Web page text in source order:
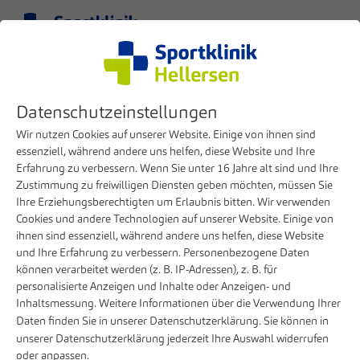
Sportklinik Hellersen bietet als erste Klinik im Märkischen Kreis Online-
Terminvergabe an
31. MAI 2023
Sportklinik Hellersen bietet als erste
Klinik im Märkischen Kreis Online-
Terminvergabe an
Bessere Patientenversorgung durch schnelles
und effizientes Terminmanagement
Um den Service für die Patienten nachhaltig zu optimieren
Datenschutzeinstellungen
Wir nutzen Cookies auf unserer Website. Einige von ihnen sind
essenziell, während andere uns helfen, diese Website und Ihre
Erfahrung zu verbessern. Wenn Sie unter 16 Jahre alt sind und Ihre
Zustimmung zu freiwilligen Diensten geben möchten, müssen Sie
Ihre Erziehungsberechtigten um Erlaubnis bitten. Wir verwenden
Cookies und andere Technologien auf unserer Website. Einige von
ihnen sind essenziell, während andere uns helfen, diese Website
und Ihre Erfahrung zu verbessern. Personenbezogene Daten
können verarbeitet werden (z. B. IP-Adressen), z. B. für
personalisierte Anzeigen und Inhalte oder Anzeigen- und
Inhaltsmessung. Weitere Informationen über die Verwendung Ihrer
Daten finden Sie in unserer Datenschutzerklärung. Sie können in
unserer Datenschutzerklärung jederzeit Ihre Auswahl widerrufen
oder anpassen.